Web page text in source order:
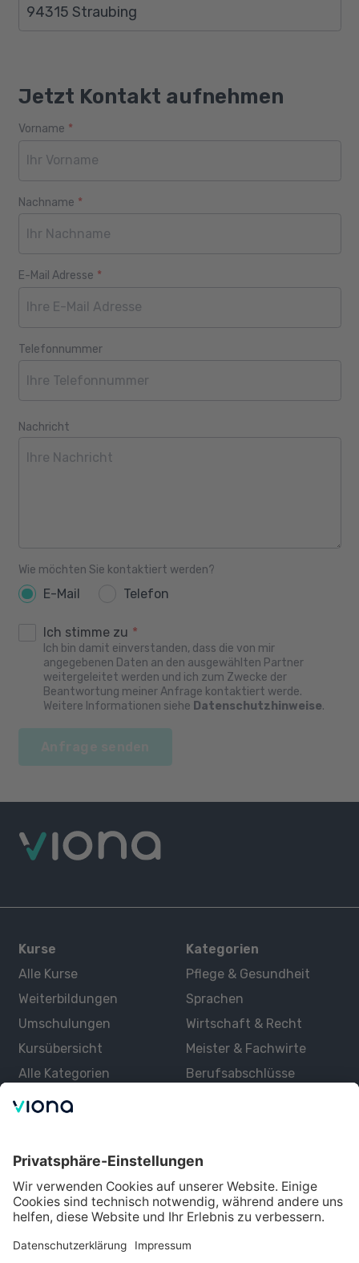
94315 Straubing
Jetzt Kontakt aufnehmen
Webseite
Alter
Vorname *
Nachname *
E-Mail Adresse *
Telefonnummer
Nachricht
Wie möchten Sie kontaktiert werden?
E-Mail Telefon
Ich stimme zu *
Ich bin damit einverstanden, dass die von mir
angegebenen Daten an den ausgewählten Partner
weitergeleitet werden und ich zum Zwecke der
Beantwortung meiner Anfrage kontaktiert werde.
Weitere Informationen siehe Datenschutzhinweise.
Kurse
Alle Kurse
Weiterbildungen
Umschulungen
Kursübersicht
Alle Kategorien
Kategorien
Pflege & Gesundheit
Sprachen
Wirtschaft & Recht
Meister & Fachwirte
Berufsabschlüsse
Über uns
Lernen mit Viona
Alle Partner
Partner werden